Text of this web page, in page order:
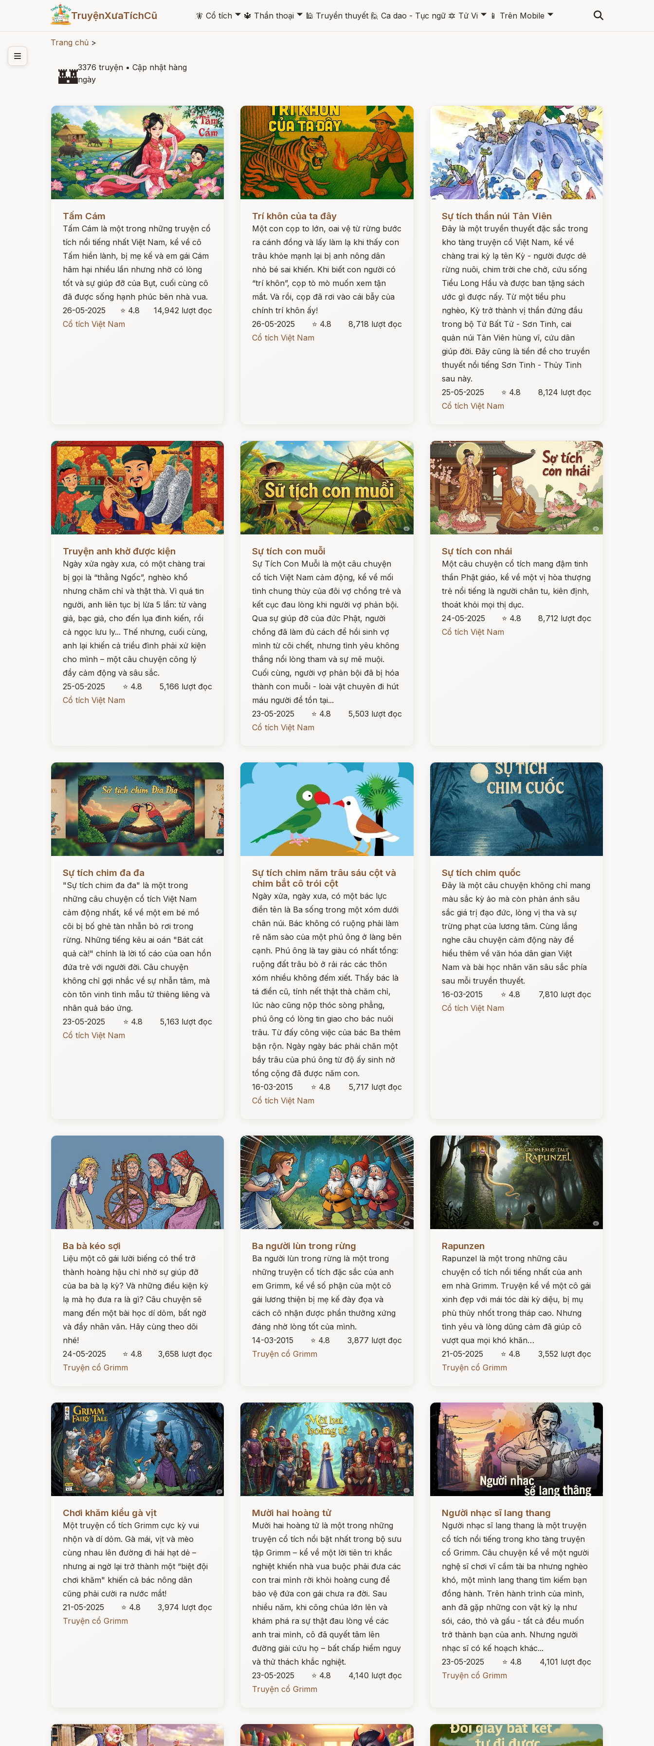
TruyệnXưaTíchCũ 🧚 Cổ tích 🞃 🔱 Thần thoại 🞃 🕌 Truyền thuyết 🙋 Ca dao - Tục ngữ 🔯 Tử Vi 🞃 📱 Trên Mobile 🞃
Trang chủ >
🏰3376 truyện • Cập nhật hàng
ngày
Đọc ngay
Tấm Cám
Tấm Cám là một trong những truyện cổ
tích nổi tiếng nhất Việt Nam, kể về cô
Tấm hiền lành, bị mẹ kế và em gái Cám
hãm hại nhiều lần nhưng nhờ có lòng
tốt và sự giúp đỡ của Bụt, cuối cùng cô
đã được sống hạnh phúc bên nhà vua.
26-05-2025
⭐ 4.8
14,942 lượt đọc
Cổ tích Việt Nam
Trí khôn của ta đây
Một con cọp to lớn, oai vệ từ rừng bước
ra cánh đồng và lấy làm lạ khi thấy con
trâu khỏe mạnh lại bị anh nông dân
nhỏ bé sai khiến. Khi biết con người có
“trí khôn”, cọp tò mò muốn xem tận
mắt. Và rồi, cọp đã rơi vào cái bẫy của
chính trí khôn ấy!
26-05-2025
⭐ 4.8
8,718 lượt đọc
Cổ tích Việt Nam
Sự tích thần núi Tản Viên
Đây là một truyền thuyết đặc sắc trong
kho tàng truyện cổ Việt Nam, kể về
chàng trai kỳ lạ tên Kỳ - người được dê
rừng nuôi, chim trời che chở, cứu sống
Tiểu Long Hầu và được ban tặng sách
ước gì được nấy. Từ một tiều phu
nghèo, Kỳ trở thành vị thần đứng đầu
trong bộ Tứ Bất Tử - Sơn Tinh, cai
quản núi Tản Viên hùng vĩ, cứu dân
giúp đời. Đây cũng là tiền đề cho truyền
thuyết nổi tiếng Sơn Tinh - Thủy Tinh
sau này.
25-05-2025
⭐ 4.8
8,124 lượt đọc
Cổ tích Việt Nam
Truyện anh khờ được kiện
Ngày xửa ngày xưa, có một chàng trai
bị gọi là “thằng Ngốc”, nghèo khổ
nhưng chăm chỉ và thật thà. Vì quá tin
người, anh liên tục bị lừa 5 lần: từ vàng
giả, bạc giả, cho đến lụa đinh kiến, rồi
cả ngọc lưu ly... Thế nhưng, cuối cùng,
anh lại khiến cả triều đình phải xử kiện
cho mình – một câu chuyện công lý
đầy cảm động và sâu sắc.
25-05-2025
⭐ 4.8
5,166 lượt đọc
Cổ tích Việt Nam
Sự tích con muỗi
Sự Tích Con Muỗi là một câu chuyện
cổ tích Việt Nam cảm động, kể về mối
tình chung thủy của đôi vợ chồng trẻ và
kết cục đau lòng khi người vợ phản bội.
Qua sự giúp đỡ của đức Phật, người
chồng đã làm đủ cách để hồi sinh vợ
mình từ cõi chết, nhưng tình yêu không
thắng nổi lòng tham và sự mê muội.
Cuối cùng, người vợ phản bội đã bị hóa
thành con muỗi - loài vật chuyên đi hút
máu người để tồn tại...
23-05-2025
⭐ 4.8
5,503 lượt đọc
Cổ tích Việt Nam
Sự tích con nhái
Một câu chuyện cổ tích mang đậm tinh
thần Phật giáo, kể về một vị hòa thượng
trẻ nổi tiếng là người chân tu, kiên định,
thoát khỏi mọi thị dục.
24-05-2025
⭐ 4.8
8,712 lượt đọc
Cổ tích Việt Nam
Sự tích chim đa đa
"Sự tích chim đa đa" là một trong
những câu chuyện cổ tích Việt Nam
cảm động nhất, kể về một em bé mồ
côi bị bố ghẻ tàn nhẫn bỏ rơi trong
rừng. Những tiếng kêu ai oán "Bát cát
quả cà!" chính là lời tố cáo của oan hồn
đứa trẻ với người đời. Câu chuyện
không chỉ gợi nhắc về sự nhẫn tâm, mà
còn tôn vinh tình mẫu tử thiêng liêng và
nhân quả báo ứng.
23-05-2025
⭐ 4.8
5,163 lượt đọc
Cổ tích Việt Nam
Sự tích chim năm trâu sáu cột và
chim bắt cô trói cột
Ngày xửa, ngày xưa, có một bác lực
điền tên là Ba sống trong một xóm dưới
chân núi. Bác không có ruộng phải làm
rẽ năm sào của một phú ông ở làng bên
cạnh. Phú ông là tay giàu có nhất tổng:
ruộng đất trâu bò ở rải rác các thôn
xóm nhiều không đếm xiết. Thấy bác là
tá điền cũ, tính nết thật thà chăm chỉ,
lúc nào cũng nộp thóc sòng phẳng,
phú ông có lòng tin giao cho bác nuôi
trâu. Từ đấy công việc của bác Ba thêm
bận rộn. Ngày ngày bác phải chăn một
bầy trâu của phú ông từ độ ấy sinh nở
tổng cộng đã được năm con.
16-03-2015
⭐ 4.8
5,717 lượt đọc
Cổ tích Việt Nam
Sự tích chim quốc
Đây là một câu chuyện không chỉ mang
màu sắc kỳ ảo mà còn phản ánh sâu
sắc giá trị đạo đức, lòng vị tha và sự
trừng phạt của lương tâm. Cùng lắng
nghe câu chuyện cảm động này để
hiểu thêm về văn hóa dân gian Việt
Nam và bài học nhân văn sâu sắc phía
sau mỗi truyền thuyết.
16-03-2015
⭐ 4.8
7,810 lượt đọc
Cổ tích Việt Nam
Ba bà kéo sợi
Liệu một cô gái lười biếng có thể trở
thành hoàng hậu chỉ nhờ sự giúp đỡ
của ba bà lạ kỳ? Và những điều kiện kỳ
lạ mà họ đưa ra là gì? Câu chuyện sẽ
mang đến một bài học dí dỏm, bất ngờ
và đầy nhân văn. Hãy cùng theo dõi
nhé!
24-05-2025
⭐ 4.8
3,658 lượt đọc
Truyện cổ Grimm
Ba người lùn trong rừng
Ba người lùn trong rừng là một trong
những truyện cổ tích đặc sắc của anh
em Grimm, kể về số phận của một cô
gái lương thiện bị mẹ kế đày đọa và
cách cô nhận được phần thưởng xứng
đáng nhờ lòng tốt của mình.
14-03-2015
⭐ 4.8
3,877 lượt đọc
Truyện cổ Grimm
Rapunzen
Rapunzel là một trong những câu
chuyện cổ tích nổi tiếng nhất của anh
em nhà Grimm. Truyện kể về một cô gái
xinh đẹp với mái tóc dài kỳ diệu, bị mụ
phù thủy nhốt trong tháp cao. Nhưng
tình yêu và lòng dũng cảm đã giúp cô
vượt qua mọi khó khăn…
21-05-2025
⭐ 4.8
3,552 lượt đọc
Truyện cổ Grimm
Chơi khăm kiểu gà vịt
Một truyện cổ tích Grimm cực kỳ vui
nhộn và dí dỏm. Gà mái, vịt và mèo
cùng nhau lên đường đi hái hạt dẻ –
nhưng ai ngờ lại trở thành một “biệt đội
chơi khăm" khiến cả bác nông dân
cũng phải cười ra nước mắt!
21-05-2025
⭐ 4.8
3,974 lượt đọc
Truyện cổ Grimm
Mười hai hoàng tử
Mười hai hoàng tử là một trong những
truyện cổ tích nổi bật nhất trong bộ sưu
tập Grimm – kể về một lời tiên tri khắc
nghiệt khiến nhà vua buộc phải đưa các
con trai mình rời khỏi hoàng cung để
bảo vệ đứa con gái chưa ra đời. Sau
nhiều năm, khi công chúa lớn lên và
khám phá ra sự thật đau lòng về các
anh trai mình, cô đã quyết tâm lên
đường giải cứu họ – bất chấp hiểm nguy
và thử thách khắc nghiệt.
23-05-2025
⭐ 4.8
4,140 lượt đọc
Truyện cổ Grimm
Người nhạc sĩ lang thang
Người nhạc sĩ lang thang là một truyện
cổ tích nổi tiếng trong kho tàng truyện
cổ Grimm. Câu chuyện kể về một người
nghệ sĩ chơi vĩ cầm tài ba nhưng nghèo
khó, một mình lang thang tìm kiếm bạn
đồng hành. Trên hành trình của mình,
anh đã gặp những con vật kỳ lạ như
sói, cáo, thỏ và gấu - tất cả đều muốn
trở thành bạn của anh. Nhưng người
nhạc sĩ có kế hoạch khác...
23-05-2025
⭐ 4.8
4,101 lượt đọc
Truyện cổ Grimm